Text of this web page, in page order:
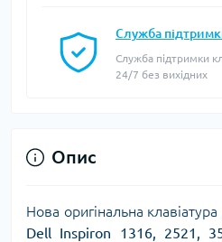
Служба
Служба підтримки
24/7 без вихідних
Опис
Нова оригінальна
Dell Inspiron 1316, 2521,